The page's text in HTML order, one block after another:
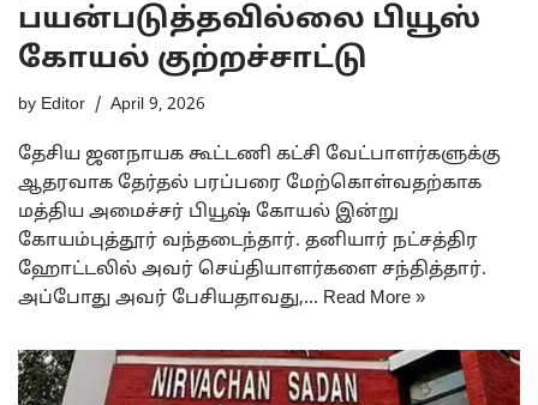
பயன்படுத்தவில்லை பியூஸ்
கோயல் குற்றச்சாட்டு
by Editor April 9, 2026
தேசிய ஜனநாயக கூட்டணி கட்சி வேட்பாளர்களுக்கு
ஆதரவாக தேர்தல் பரப்பரை மேற்கொள்வதற்காக
மத்திய அமைச்சர் பியூஷ் கோயல் இன்று
கோயம்புத்தூர் வந்தடைந்தார். தனியார் நட்சத்திர
ஹோட்டலில் அவர் செய்தியாளர்களை சந்தித்தார்.
அப்போது அவர் பேசியதாவது,… Read More »